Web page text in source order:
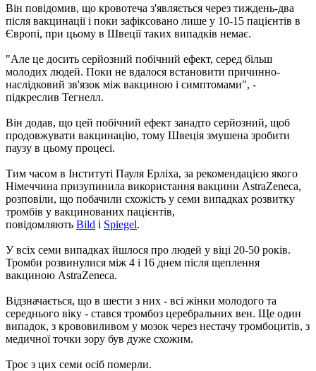
Він повідомив, що кровотеча з'являється через тиждень-два
після вакцинації і поки зафіксовано лише у 10-15 пацієнтів в
Європі, при цьому в Швеції таких випадків немає.
"Але це досить серйозний побічний ефект, серед більш
молодих людей. Поки не вдалося встановити причинно-
наслідковий зв'язок між вакциною і симптомами", -
підкреслив Тегнелл.
Він додав, що цей побічний ефект занадто серйозний, щоб
продовжувати вакцинацію, тому Швеція змушена зробити
паузу в цьому процесі.
Тим часом в Інституті Пауля Ерліха, за рекомендацією якого
Німеччина призупинила використання вакцини AstraZeneca,
розповіли, що побачили схожість у семи випадках розвитку
тромбів у вакцинованих пацієнтів,
повідомляють Bild і Spiegel.
У всіх семи випадках йшлося про людей у віці 20-50 років.
Тромби розвинулися між 4 і 16 днем ​​після щеплення
вакциною AstraZeneca.
Відзначається, що в шести з них - всі жінки молодого та
середнього віку - стався тромбоз церебральних вен. Ще один
випадок, з крововиливом у мозок через нестачу тромбоцитів, з
медичної точки зору був дуже схожим.
Троє з цих семи осіб померли.